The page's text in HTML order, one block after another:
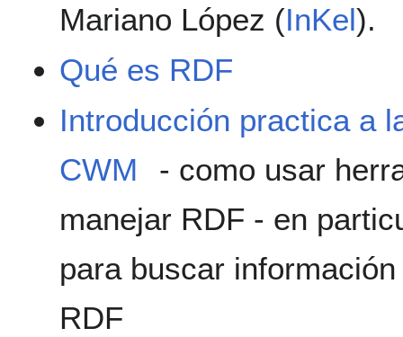
Mariano López (InKel).
Qué es RDF
Introducción practica a
CWM
- como usar
manejar RDF - en
para buscar
RDF